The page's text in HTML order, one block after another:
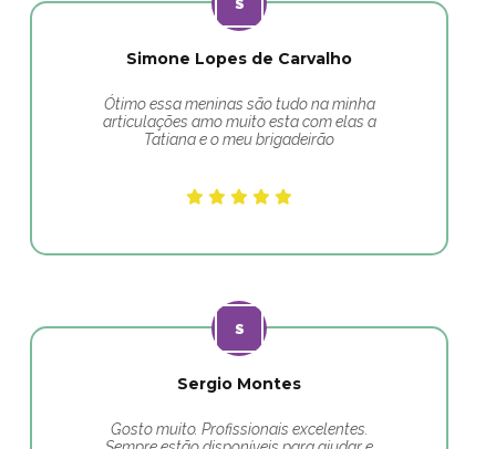
Simone Lopes de Carvalho
Ótimo essa meninas são tudo na minha
articulações amo muito esta com elas a
Tatiana e o meu brigadeirão
Sergio Montes
Gosto muito. Profissionais excelentes.